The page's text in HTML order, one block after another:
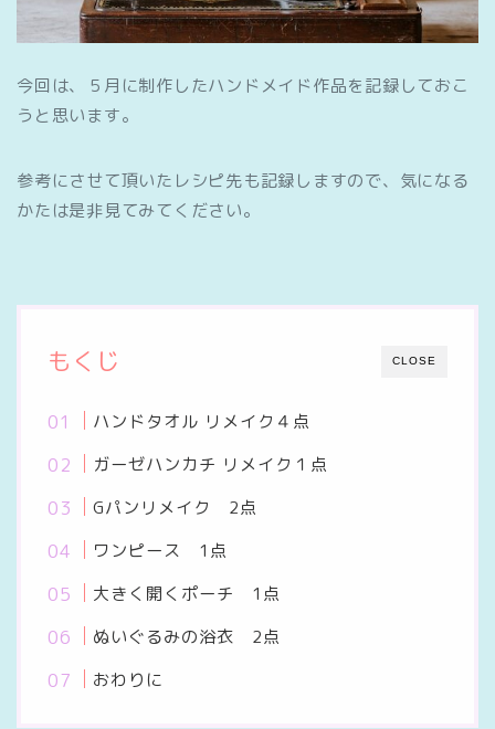
今回は、５月に制作したハンドメイド作品を記録しておこ
うと思います。
参考にさせて頂いたレシピ先も記録しますので、気になる
かたは是非見てみてください。
CLOSE
もくじ
ハンドタオル リメイク４点
ガーゼハンカチ リメイク１点
Gパンリメイク 2点
ワンピース 1点
大きく開くポーチ 1点
ぬいぐるみの浴衣 2点
おわりに